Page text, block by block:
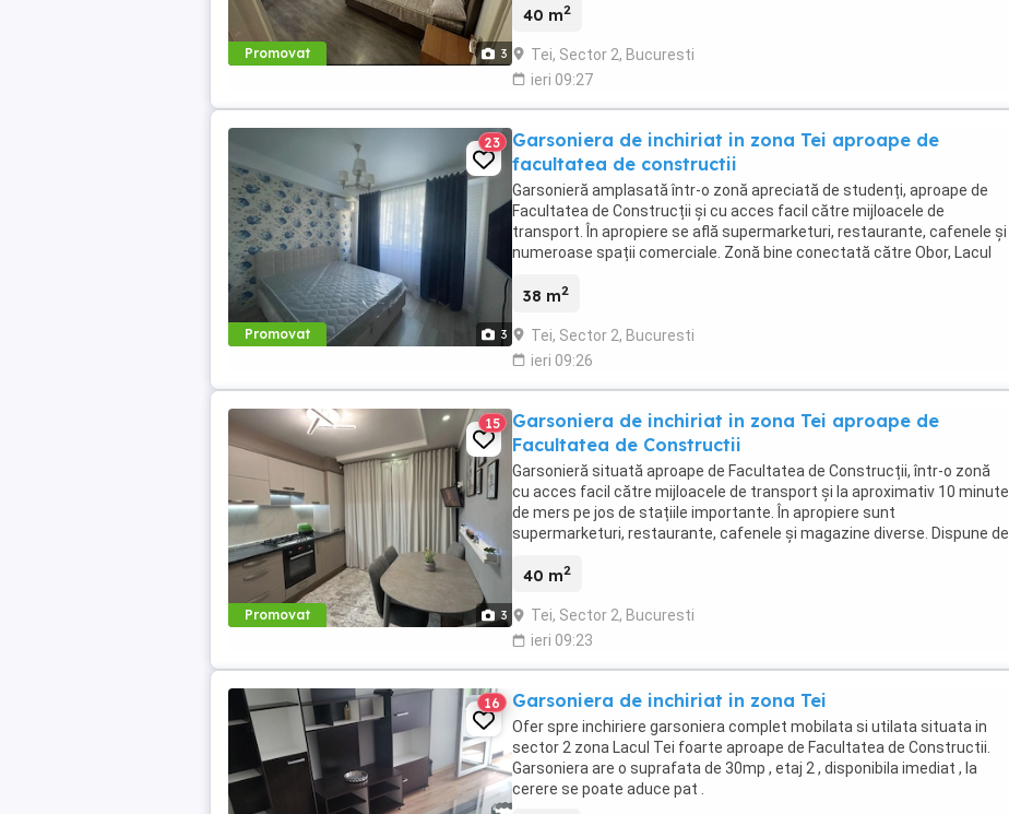
Promovat 3
40 m2
Tei, Sector 2, Bucuresti
ieri 09:27
Promovat 3
23
Garsoniera de inchiriat in zona Tei aproape de
facultatea de constructii
Garsonieră amplasată într-o zonă apreciată de studenți, aproape de
Facultatea de Construcții și cu acces facil către mijloacele de
transport. În apropiere se află supermarketuri, restaurante, cafenele și
numeroase spații comerciale. Zonă bine conectată către Obor, Lacul
38 m2
Tei, Sector 2, Bucuresti
ieri 09:26
Promovat 3
15
Garsoniera de inchiriat in zona Tei aproape de
Facultatea de Constructii
Garsonieră situată aproape de Facultatea de Construcții, într-o zonă
cu acces facil către mijloacele de transport și la aproximativ 10 minute
de mers pe jos de stațiile importante. În apropiere sunt
supermarketuri, restaurante, cafenele și magazine diverse. Dispune de
40 m2
Tei, Sector 2, Bucuresti
ieri 09:23
16 Garsoniera de inchiriat in zona Tei
Ofer spre inchiriere garsoniera complet mobilata si utilata situata in
sector 2 zona Lacul Tei foarte aproape de Facultatea de Constructii.
Garsoniera are o suprafata de 30mp , etaj 2 , disponibila imediat , la
cerere se poate aduce pat .